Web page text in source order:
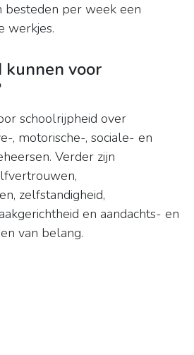
besteden per week een
werkjes.
voor
schoolrijpheid over
, motorische-, sociale- en
Verder zijn
zelfstandigheid,
en aandachts- en
van belang.